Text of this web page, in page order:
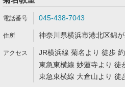
045-438-7043
神奈川県横浜市港北区錦
JR横浜線 菊名より 徒歩
東急東横線 妙蓮寺より 徒
東急東横線 大倉山より 徒